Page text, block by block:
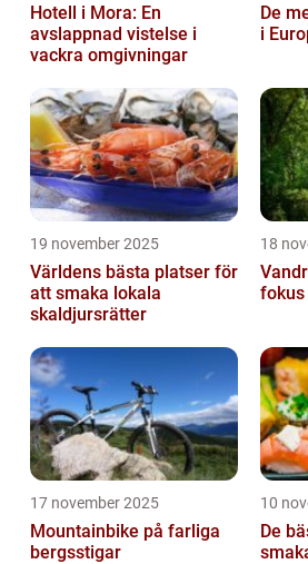
Hotell i Mora: En
avslappnad vistelse i
vackra omgivningar
De
i
19 november 2025
Världens bästa platser för
att smaka lokala
skaldjursrätter
18
fokus
17 november 2025
Mountainbike på farliga
bergsstigar
10
De